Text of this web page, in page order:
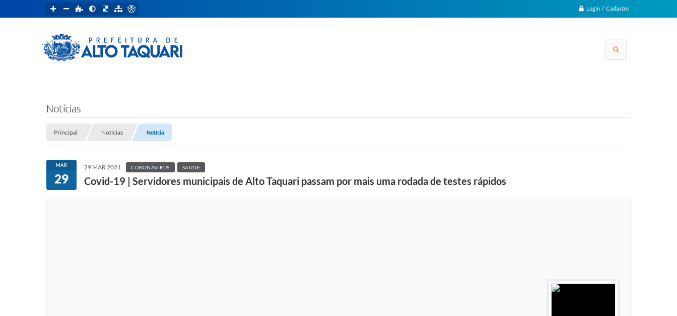
Login / Cadastro
Notícias
Principal Notícias Notícia
MAR
29
29 MAR 2021 CORONAVÍRUS SAÚDE
Covid-19 | Servidores municipais de Alto Taquari passam por mais uma rodada de testes rápidos